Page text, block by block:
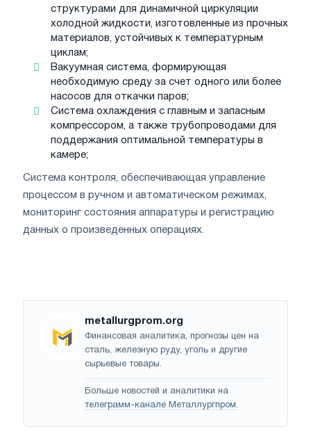
структурами для динамичной циркуляции
холодной жидкости, изготовленные из прочных
материалов, устойчивых к температурным
циклам;
Вакуумная система, формирующая
необходимую среду за счет одного или более
насосов для откачки паров;
Система охлаждения с главным и запасным
компрессором, а также трубопроводами для
поддержания оптимальной температуры в
камере;
Система контроля, обеспечивающая управление
процессом в ручном и автоматическом режимах,
мониторинг состояния аппаратуры и регистрацию
данных о произведенных операциях.
metallurgprom.org
Финансовая аналитика, прогнозы цен на
сталь, железную руду, уголь и другие
сырьевые товары.
Больше новостей и аналитики на
телеграмм-канале Металлургпром.